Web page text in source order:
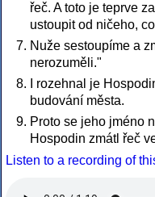
řeč. A toto je teprve
ustoupit od ničeho,
Nuže sestoupíme a
nerozuměli."
I rozehnal je
budování města.
Proto se jeho jméno
Hospodin zmátl řeč
Listen to a recording of